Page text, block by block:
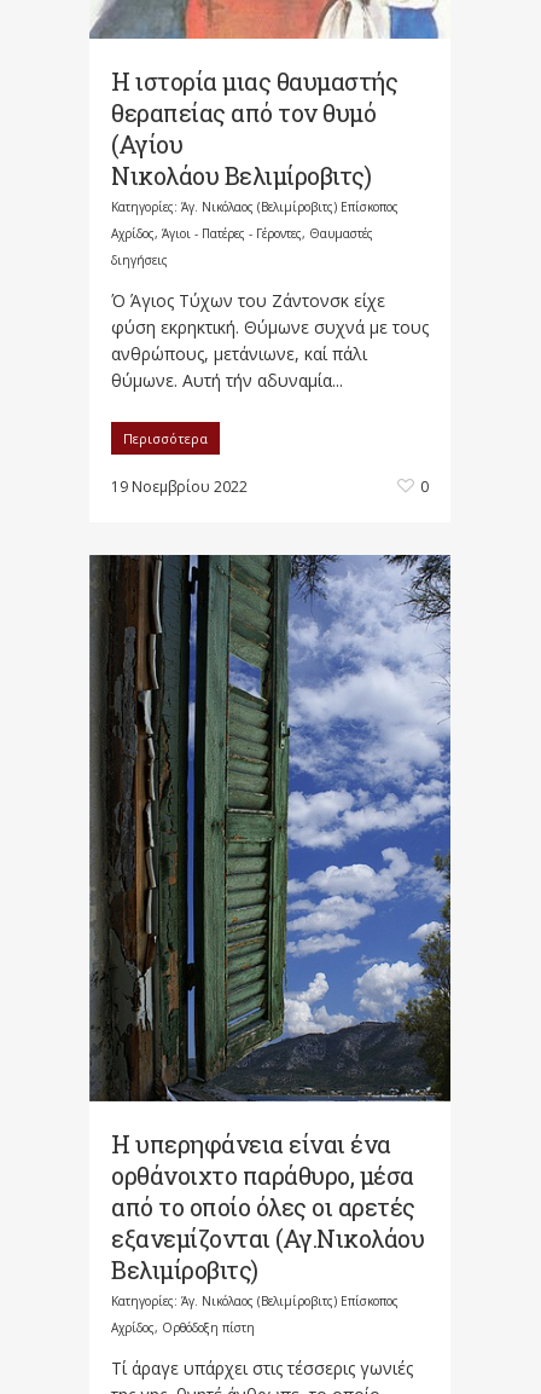
Η ιστορία μιας θαυμαστής
θεραπείας από τον θυμό
(Αγίου
Νικολάου Βελιμίροβιτς)
Κατηγορίες: Άγ. Νικόλαος (Βελιμίροβιτς) Επίσκοπος
Αχρίδος, Άγιοι - Πατέρες - Γέροντες, Θαυμαστές
διηγήσεις
Ό Άγιος Τύχων του Ζάντονσκ είχε
φύση εκρηκτική. Θύμωνε συχνά με τους
ανθρώπους, μετάνιωνε, καί πάλι
θύμωνε. Αυτή τήν αδυναμία...
Περισσότερα
19 Νοεμβρίου 2022 0
Η υπερηφάνεια είναι ένα
ορθάνοιχτο παράθυρο, μέσα
από το οποίο όλες οι αρετές
εξανεμίζονται (Αγ.Νικολάου
Βελιμίροβιτς)
Κατηγορίες: Άγ. Νικόλαος (Βελιμίροβιτς) Επίσκοπος
Αχρίδος, Ορθόδοξη πίστη
Τί άραγε υπάρχει στις τέσσερις γωνιές